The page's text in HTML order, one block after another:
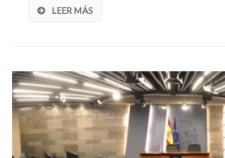
LEER MÁS